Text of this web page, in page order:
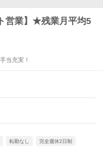
営業】★残業月平均5
当充実！
転勤なし 完全週休2日制